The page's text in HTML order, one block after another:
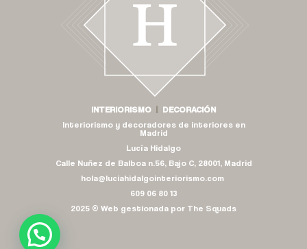
INTERIORISMO | DECORACIÓN
Interiorismo y decoradores de interiores en
Madrid
Lucía Hidalgo
Calle Nuñez de Balboa n.56, Bajo C, 28001, Madrid
hola@luciahidalgointeriorismo.com
609 06 80 13
2025 © Web gestionada por The Squads